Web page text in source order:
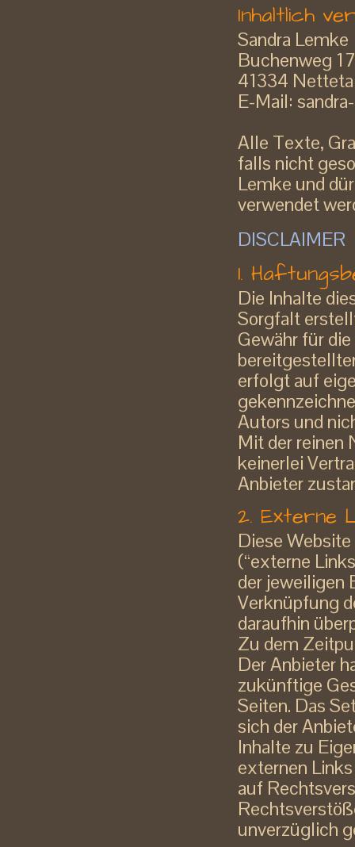
Inhaltlich
Sandra Lemke
Buchenweg 17
41334
E-Mail:
Alle Texte,
falls nicht
Lemke und
verwendet
DISCLAIMER
1.
Die Inhalte
Sorgfalt
Gewähr für
erfolgt auf
Autors und
Mit der reinen
keinerlei
Anbieter
2. Externe
Diese
(“externe
der jeweiligen
Verknüpfung
daraufhin
Zu dem
Der Anbieter
zukünftige
Seiten. Das
sich der
Inhalte zu
externen
auf
unverzüglich